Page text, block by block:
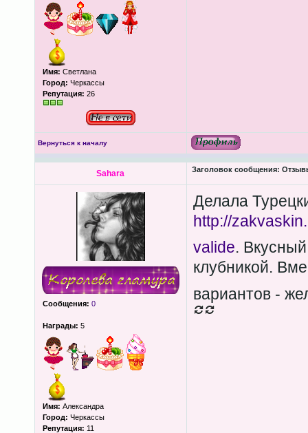
Имя: Светлана
Город: Черкассы
Репутация: 26
Вернуться к началу
Sahara Заголовок сообщения:
Сообщения: 0
Награды: 5
Имя: Александра
Город: Черкассы
Репутация: 11
Делала
http://
valide.
клубникой.
вариантов -